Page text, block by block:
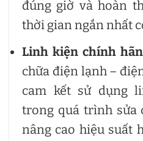
đúng giờ và hoàn
thời gian ngắn nhất
Linh kiện chính
chữa điện lạnh –
cam kết sử dụng
trong quá trình sửa
nâng cao hiệu suất